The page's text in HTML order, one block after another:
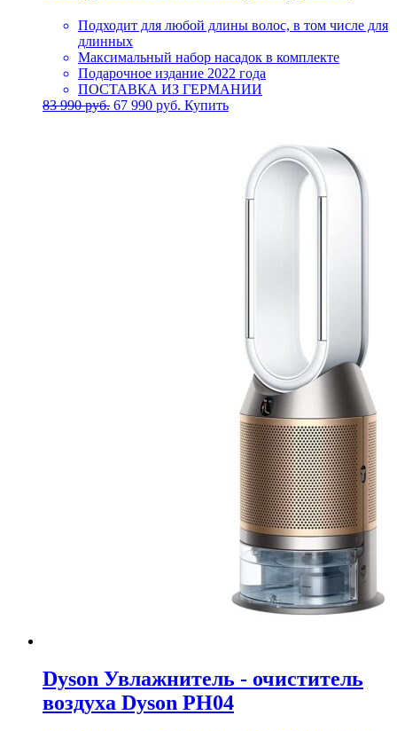
Подходит для любой длины волос, в том числе для
длинных
Максимальный набор насадок в комплекте
Подарочное издание 2022 года
ПОСТАВКА ИЗ ГЕРМАНИИ
83 990руб. Первоначальная
67 990 руб. Текущая
Купить
Dyson Увлажнитель - очиститель
воздуха Dyson PH04